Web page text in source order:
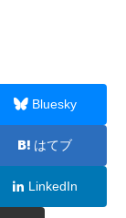
Bluesky
はてブ
LinkedIn